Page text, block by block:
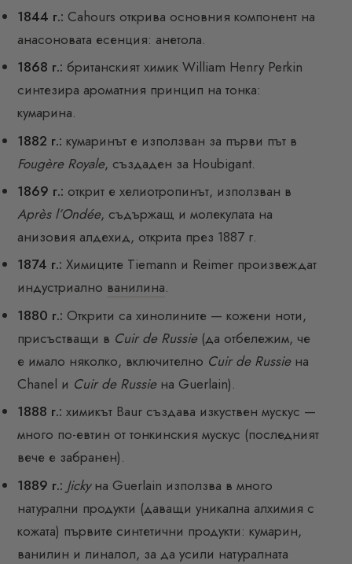
1844 г.: Cahours открива основния компонент на
анасоновата есенция: анетола.
1868 г.: британският химик William Henry Perkin
синтезира ароматния принцип на тонка:
кумарина.
1882 г.: кумаринът е използван за първи път в
Fougère Royale, създаден за Houbigant.
1869 г.: открит е хелиотропинът, използван в
Après l’Ondée, съдържащ и молекулата на
анизовия алдехид, открита през 1887 г.
1874 г.: Химиците Tiemann и Reimer произвеждат
индустриално ванилина.
1880 г.: Открити са хинолините — кожени ноти,
присъстващи в Cuir de Russie(да отбележим, че
е имало няколко, включително Cuir de Russieна
Chanel и Cuir de Russieна Guerlain).
1888 г.: химикът Baur създава изкуствен мускус —
много по-евтин от тонкинския мускус (последният
вече е забранен).
1889 г.: Jickyна Guerlain използва в много
натурални продукти (даващи уникална алхимия с
кожата) първите синтетични продукти: кумарин,
ванилин и линалол, за да усили натуралната